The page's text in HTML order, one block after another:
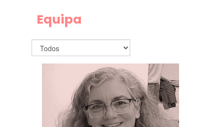
Equipa